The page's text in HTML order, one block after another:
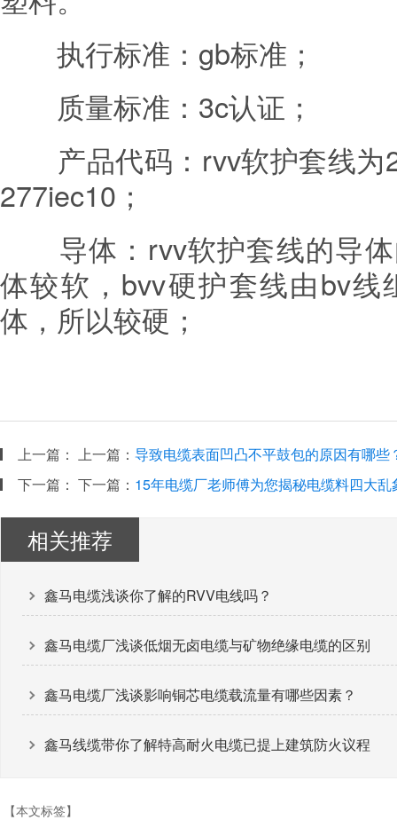
执行标准：gb标准；
质量标准：3c认证；
产品代码：rvv软护套线为
277iec10；
导体：rvv软护套线的导体
体较软，bvv硬护套线由bv
体，所以较硬；
上一篇： 上一篇： 导致电缆表面凹凸不平鼓包的原因有哪些
下一篇： 下一篇： 15年电缆厂老师傅为您揭秘电缆料四大乱
相关推荐
鑫马电缆浅谈你了解的RVV电线吗？
鑫马电缆厂浅谈低烟无卤电缆与矿物绝缘电缆的区别
鑫马电缆厂浅谈影响铜芯电缆载流量有哪些因素？
鑫马线缆带你了解特高耐火电缆已提上建筑防火议程
【本文标签】